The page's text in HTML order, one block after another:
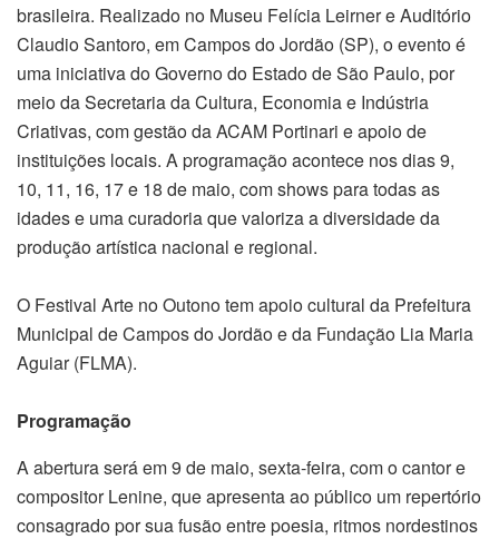
brasileira. Realizado no Museu Felícia Leirner e Auditório
Claudio Santoro, em Campos do Jordão (SP), o evento é
uma iniciativa do Governo do Estado de São Paulo, por
meio da Secretaria da Cultura, Economia e Indústria
Criativas, com gestão da ACAM Portinari e apoio de
instituições locais. A programação acontece nos dias 9,
10, 11, 16, 17 e 18 de maio, com shows para todas as
idades e uma curadoria que valoriza a diversidade da
produção artística nacional e regional.
O Festival Arte no Outono tem apoio cultural da Prefeitura
Municipal de Campos do Jordão e da Fundação Lia Maria
Aguiar (FLMA).
Programação
A abertura será em 9 de maio, sexta-feira, com o cantor e
compositor Lenine, que apresenta ao público um repertório
consagrado por sua fusão entre poesia, ritmos nordestinos